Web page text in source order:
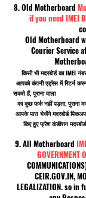
8. Old Motherboard
if you need IMEI
Old Motherboard
Courier Service
किसी भी मदरबोर्ड का IMEI
आपको कंपनी एड्रेस में रिटर्न
सकते हैं, पुराना वाला
का कुछ फर्क नहीं पड़ता, पुराना
आपके पास भेजेंगे
किए हुए फ्रेश कंडीशन
9. All Motherboard
GOVERNMENT
CEIR.GOV.IN,
LEGALIZATION. so